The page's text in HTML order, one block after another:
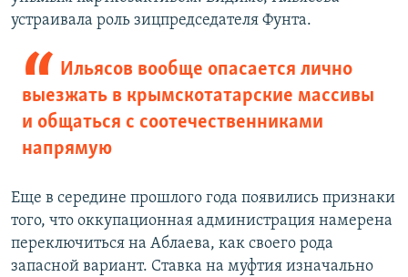
устраивала роль зицпредседателя Фунта.
Ильясов вообще опасается лично
выезжать в крымскотатарские массивы
и общаться с соотечественниками
напрямую
Еще в середине прошлого года появились признаки
того, что оккупационная администрация намерена
переключиться на Аблаева, как своего рода
запасной вариант. Ставка на муфтия изначально